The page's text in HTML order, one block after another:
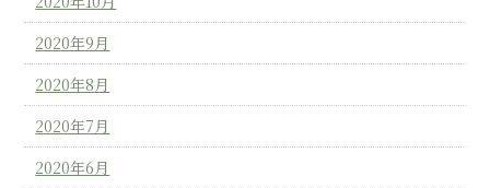
2020年9月
2020年8月
2020年7月
2020年6月